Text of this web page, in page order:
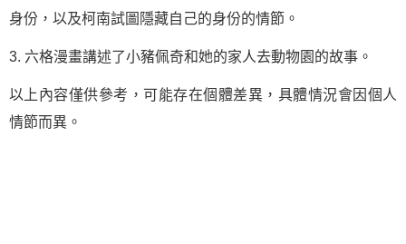
身份，以及柯南試圖隱藏自己的身份的情節。
3. 六格漫畫講述了小豬佩奇和她的家人去動物園的故事。
以上內容僅供參考，可能存在個體差異，具體情況會因個人
情節而異。